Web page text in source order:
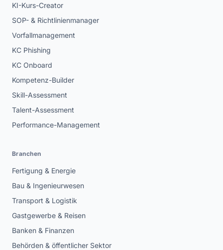
KI-Kurs-Creator
SOP- & Richtlinienmanager
Vorfallmanagement
KC Phishing
KC Onboard
Kompetenz-Builder
Skill-Assessment
Talent-Assessment
Performance-Management
Branchen
Fertigung & Energie
Bau & Ingenieurwesen
Transport & Logistik
Gastgewerbe & Reisen
Banken & Finanzen
Behörden & öffentlicher Sektor